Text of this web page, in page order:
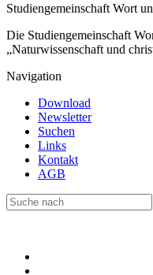
Studiengemeinschaft Wort
Die Studiengemeinschaft
„Naturwissenschaft und
Navigation
Download
Newsletter
Suchen
Links
Kontakt
AGB